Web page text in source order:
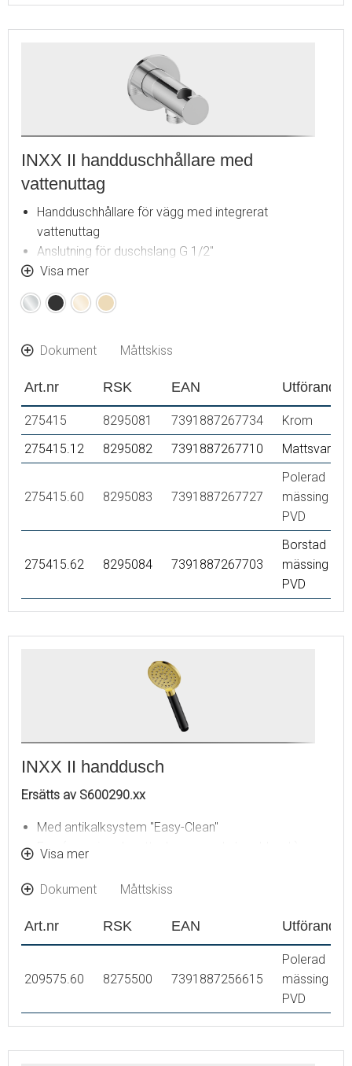
INXX II handduschhållare med
vattenuttag
Handduschhållare för vägg med integrerat
vattenuttag
Anslutning för duschslang G 1/2"
Återströmningsskydd enligt EU-standard SS-EN 1717
Visa mer
KromMattsvart
Polerad
(PVD)
Borstad
(PVD)
Dokument Måttskiss
Art.nr RSK EAN Utförande
275415 8295081 7391887267734
Krom
275415.12
8295082 7391887267710 Mattsvart
275415.60 8295083 7391887267727
Polerad
mässing
PVD
275415.62 8295084 7391887267703
Borstad
mässing
PVD
INXX II handdusch
Ersätts av S600290.xx
Med antikalksystem "Easy-Clean"
Eco (energi- och vattenbesparande handdusch)
Visa mer
Dokument Måttskiss
Art.nr RSK EAN Utförande
209575.60 8275500 7391887256615
Polerad
mässing
PVD